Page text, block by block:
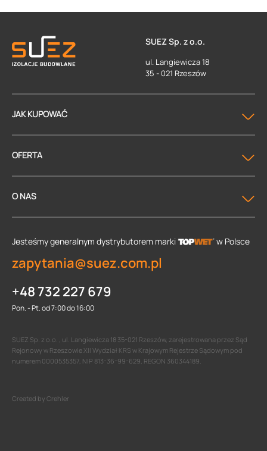
SUEZ Sp. z o.o.
ul. Langiewicza 18
35 - 021 Rzeszów
JAK KUPOWAĆ
OFERTA
O NAS
Jesteśmy generalnym dystrybutorem marki w Polsce
zapytania@suez.com.pl
+48 732 227 679
Pon. - Pt. od 7:00 do 16:00
SUEZ Sp. z o.o. , ul. Langiewicza 18 35-021 Rzeszów, zarejestrowana przez Sąd
Rejonowy w Rzeszowie XII Wydział KRS w Krajowym Rejestrze Sądowym pod
numerem 0000535357, NIP 813-36-99-629, REGON 360344189.
Created by Crehler